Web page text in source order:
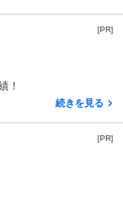
[PR]
！
続きを見る
[PR]